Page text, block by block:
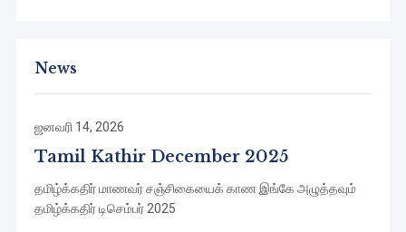
News
ஜனவரி 14, 2026
Tamil Kathir December 2025
தமிழ்க்கதிர் மாணவர் சஞ்சிகையைக் காண இங்கே அழுத்தவும்
தமிழ்க்கதிர் டிசெம்பர் 2025